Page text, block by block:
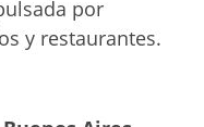
por
y restaurantes.